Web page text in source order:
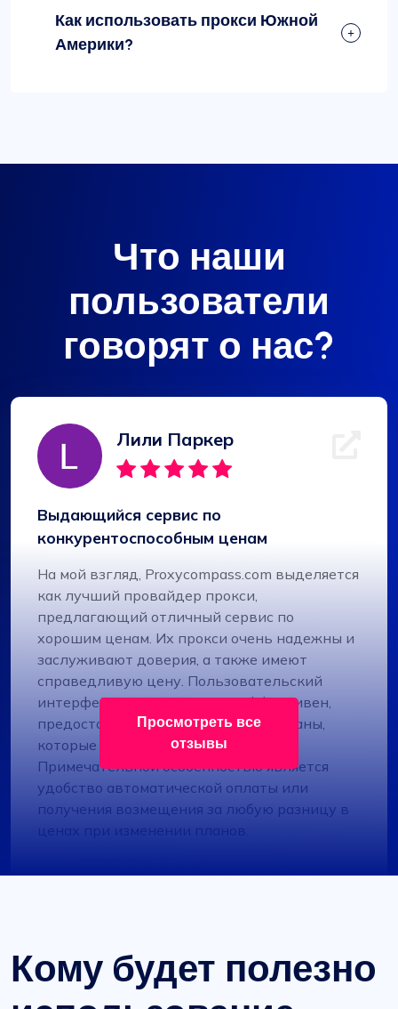
Как использовать прокси Южной
Америки?
Что наши
пользователи
говорят о нас?
Лили Паркер
Выдающийся сервис по
конкурентоспособным ценам
На мой взгляд, Proxycompass.com выделяется
как лучший провайдер прокси,
предлагающий отличный сервис по
хорошим ценам. Их прокси очень надежны и
заслуживают доверия, а также имеют
справедливую цену. Пользовательский
интерфейс понятен, прост и эффективен,
предоставляет гибкие тарифные планы,
которые можно легко настроить.
Примечательной особенностью является
удобство автоматической оплаты или
получения возмещения за любую разницу в
ценах при изменении планов.
Просмотреть все
отзывы
Кому будет полезно